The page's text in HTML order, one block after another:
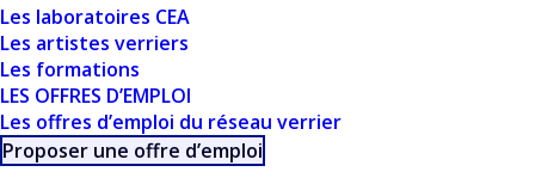
Les laboratoires CEA
Les artistes verriers
Les formations
LES OFFRES D’EMPLOI
Les offres d’emploi du réseau verrier
Proposer une offre d’emploi
sérigraphique et partenaire d’excellence pour
l’industrie du luxe. Son ambition est d’affirmer son
positionnement d’excellence sur le marché de
décoration de l’industrie du luxe, en proposant un
savoir-faire de décoration de haute précision sur